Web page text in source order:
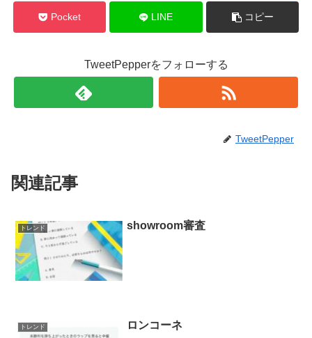
Pocket LINE コピー
TweetPepperをフォローする
TweetPepper
関連記事
トレンド showroom審査
トレンド ロンコーネ